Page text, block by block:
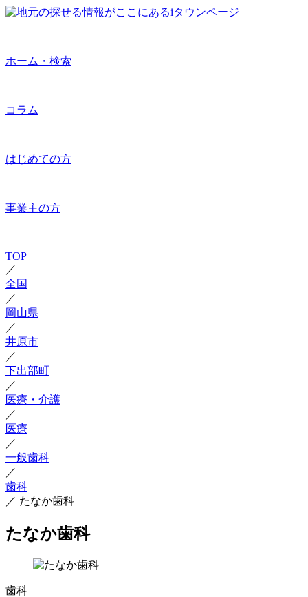
ホーム・検索
コラム
はじめての方
事業主の方
TOP
／
全国
／
岡山県
／
井原市
／
下出部町
／
医療・介護
／
医療
／
一般歯科
／
歯科
／ たなか歯科
たなか歯科
歯科